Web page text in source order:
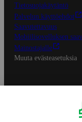
Tietosuojakäytäntö
Palvelun käyttöehdot
Saavutettavuus
Mobiilisovelluksen
Mainostajalle
Muuta evästeasetuksia
S-ryhmän